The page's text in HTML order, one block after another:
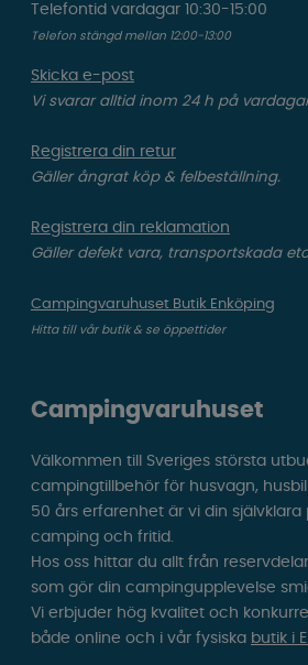
Telefontid vardagar 10:30-15:00
Telefon stängd mellan 12:00-13:00
Skicka e-post
Vi svarar alltid inom 24 h på
Registrera din retur
Gäller ångrat köp & felbeställning.
Registrera din reklamation
Gäller defekt vara, transportskada
Campingvaruhuset Butik Enköping
Hitta till vår butik & se öppettider
Campingvaruhuset
Välkommen till Sveriges största
campingtillbehör för husvagn,
50 års erfarenhet är vi din
camping och fritid.
Hos oss hittar du allt från
som gör din campingupplevelse
Vi erbjuder hög kvalitet och
både online och i vår fysiska butik i